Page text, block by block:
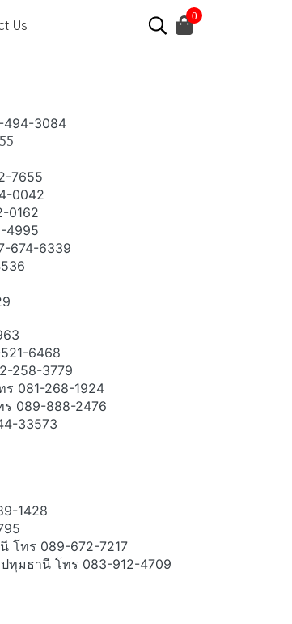
Us
0
494-3084
7655
0042
0162
4995
674-6339
6468
258-3779
081-268-1924
089-888-2476
33573
1428
โทร 089-672-7217
ทุมธานี โทร 083-912-4709